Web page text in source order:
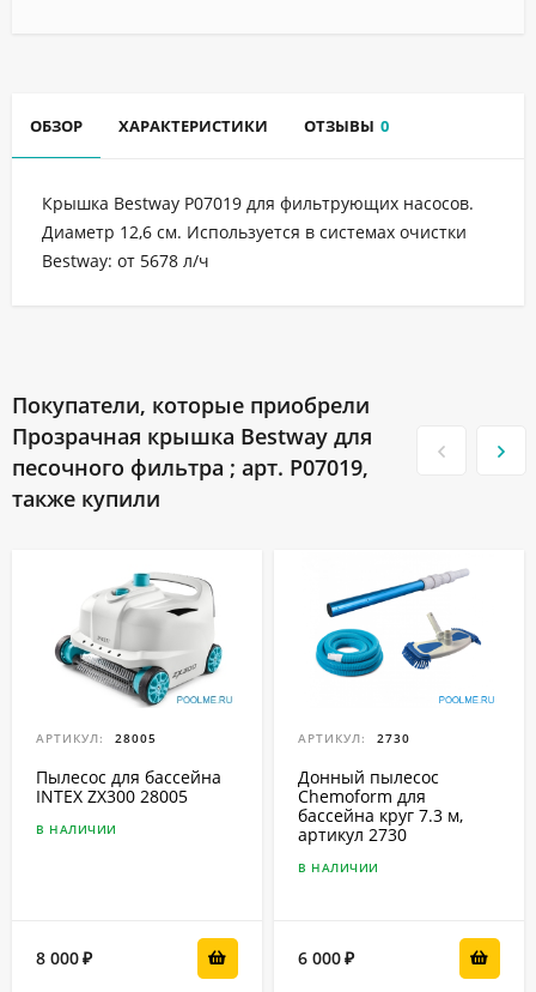
ОБЗОР ХАРАКТЕРИСТИКИ ОТЗЫВЫ 0
Крышка Bestway P07019 для фильтрующих насосов.
Диаметр 12,6 см. Используется в системах очистки
Bestway: от 5678 л/ч
Покупатели, которые приобрели
Прозрачная крышка Bestway для
песочного фильтра ; арт. P07019,
также купили
АРТИКУЛ: 28005
Пылесос для бассейна
INTEX ZX300 28005
В НАЛИЧИИ
8 000₽
АРТИКУЛ: 2730
Донный пылесос
Chemoform для
бассейна круг 7.3 м,
артикул 2730
В НАЛИЧИИ
6 000₽